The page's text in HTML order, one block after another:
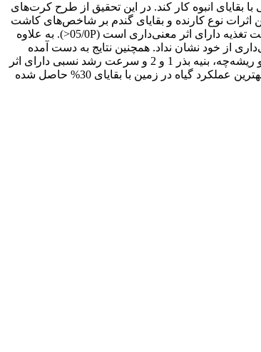
انبوه کار کند. در این تحقیق از طرح کرت‌های
نیوماتیکی لولایی و کارنده مرسوم) و بقایای گندم در سه سطح (0، 30 و 60 %) به منظور تعیین اثرات نوع کارنده و بقایای گندم بر شاخص‌های کاشت
ذرت استفاده شد. نتایج به دست آمده برای شاخص‌های کارنده نشان داد که نوع دستگاه و سطوح مختلف بقایای گندم بر شاخص‌های نکاشت، دقت و کیفیت تغذیه دارای اثر معنی‌داری است (05/0P<). به علاوه
از خود نشان نداد. همچنین نتایج به دست آمده
برای شاخص‌های رشد گیاه نشان داد که سطوح مختلف بقایای گندم بر شاخص‌های درصد کل سبزشدن، طول ساقه‌چه و ریشه‌چه، وزن خشک ساقه‌چه و ریشه‌چه، بنیه بذر 1 و 2 و سرعت رشد نسبی دارای اثر
معنی‌داری است (05/0P<). نوع کارنده اثر معنی‌داری بر شاخص‌های درصد کل سبزشدن، طول ریشه‌چه و وزن خشک ریشه‌چه داشت (05/0P<). همچنین بهترین عملکرد گیاه در زمین با بقایای 30% حاصل شده